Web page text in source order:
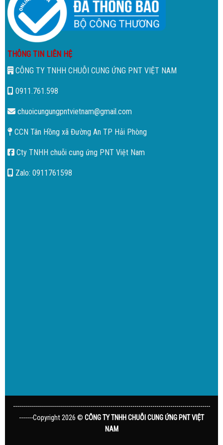
THÔNG TIN LIÊN HỆ
CÔNG TY TNHH CHUỖI CUNG ỨNG PNT VIỆT NAM
0911.761.598
chuoicungungpntvietnam@gmail.com
CCN Tân Hồng xã Đường An TP Hải Phòng
Cty TNHH chuỗi cung ứng PNT Việt Nam
Zalo: 0911761598
---------------------------------------------------------------------------------------------------
-------Copyright 2026 © CÔNG TY TNHH CHUỖI CUNG ỨNG PNT VIỆT
NAM